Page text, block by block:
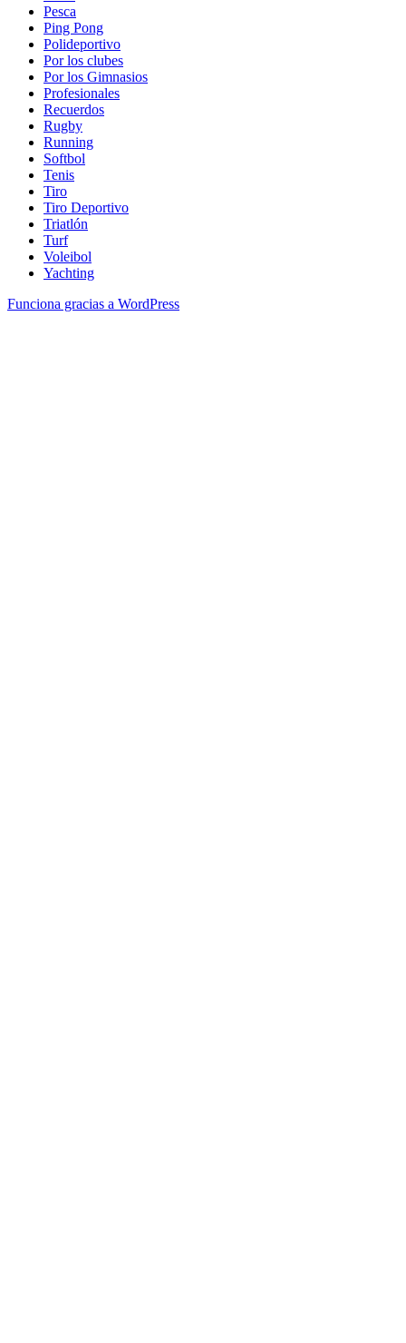
Pesca
Ping Pong
Polideportivo
Por los clubes
Por los Gimnasios
Profesionales
Recuerdos
Rugby
Running
Softbol
Tenis
Tiro
Tiro Deportivo
Triatlón
Turf
Voleibol
Yachting
Funciona gracias a WordPress